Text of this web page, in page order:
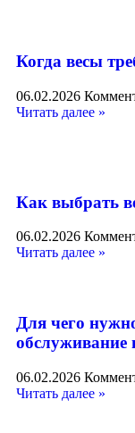
Когда весы
06.02.2026
Читать далее »
Как выбрать
06.02.2026
Читать далее »
Для чего
обслуживание
06.02.2026
Читать далее »